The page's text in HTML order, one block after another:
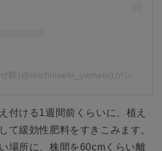
付ける1週間前くらいに、植え
て緩効性肥料をすきこみます。
場所に、株間を60cmくらい離